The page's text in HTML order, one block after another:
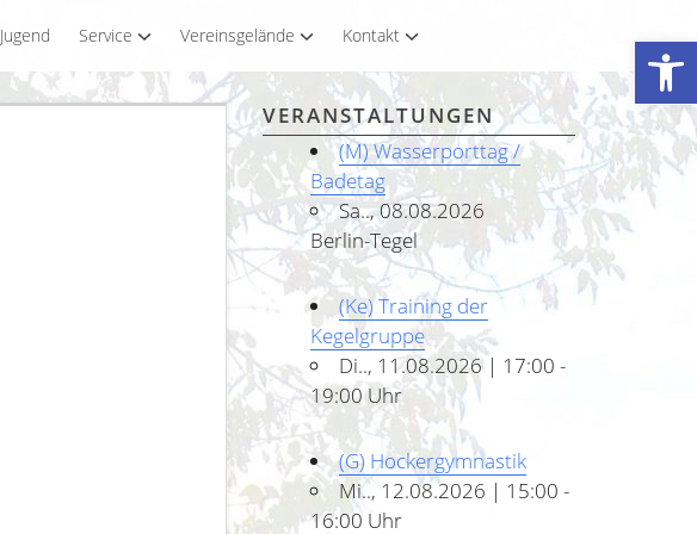
Werkzeugleiste öffnen
Jugend Service Vereinsgelände Kontakt
VERANSTALTUNGEN
(M) Wasserporttag /
Badetag
Sa.., 08.08.2026
Berlin-Tegel
(Ke) Training der
Kegelgruppe
Di.., 11.08.2026 | 17:00 -
19:00 Uhr
(G) Hockergymnastik
Mi.., 12.08.2026 | 15:00 -
16:00 Uhr